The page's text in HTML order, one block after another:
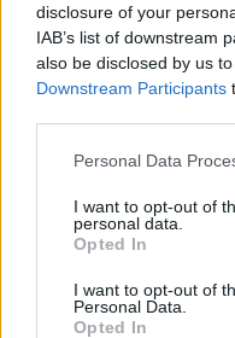
disclosure of your
IAB’s list of downstream
also be disclosed by us
Downstream Participants
Personal Data
I want to opt-out of
personal data.
Opted In
I want to opt-out of
Personal Data.
Opted In
Zaslané fotky